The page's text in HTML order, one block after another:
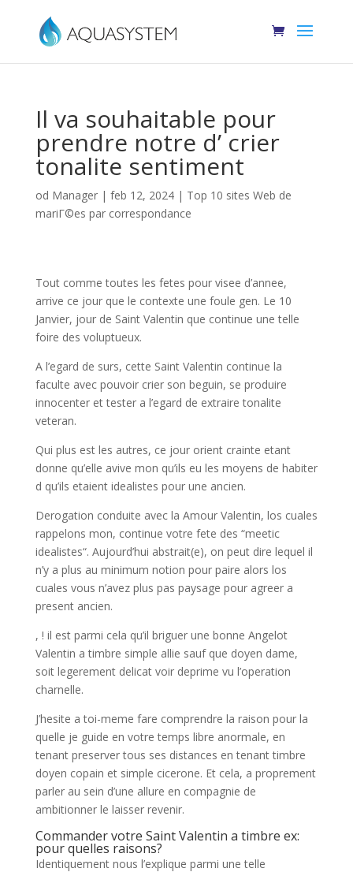
Il va souhaitable pour
prendre notre d’ crier
tonalite sentiment
od Manager| feb 12, 2024| Top 10 sites Web de
mariГ©es par correspondance
Tout comme toutes les fetes pour visee d’annee,
arrive ce jour que le contexte une foule gen. Le 10
Janvier, jour de Saint Valentin que continue une telle
foire des voluptueux.
A l’egard de surs, cette Saint Valentin continue la
faculte avec pouvoir crier son beguin, se produire
innocenter et tester a l’egard de extraire tonalite
veteran.
Qui plus est les autres, ce jour orient crainte etant
donne qu’elle avive mon qu’ils eu les moyens de habiter
d qu’ils etaient idealistes pour une ancien.
Derogation conduite avec la Amour Valentin, los cuales
rappelons mon, continue votre fete des “meetic
idealistes“. Aujourd’hui abstrait(e), on peut dire lequel il
n’y a plus au minimum notion pour paire alors los
cuales vous n’avez plus pas paysage pour agreer a
present ancien.
, ! il est parmi cela qu’il briguer une bonne Angelot
Valentin a timbre simple allie sauf que doyen dame,
soit legerement delicat voir deprime vu l’operation
charnelle.
J’hesite a toi-meme fare comprendre la raison pour la
quelle je guide en votre temps libre anormale, en
tenant preserver tous ses distances en tenant timbre
doyen copain et simple cicerone. Et cela, a proprement
parler au sein d’une allure en compagnie de
ambitionner le laisser revenir.
Commander votre Saint Valentin a timbre ex:
pour quelles raisons?
Identiquement nous l’explique parmi une telle